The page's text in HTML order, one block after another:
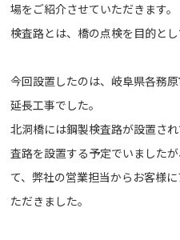
場をご紹介させていただきます。
検査路とは、橋の点検を目的と
今回設置したのは、岐阜県各務
延長工事でした。
北洞橋には鋼製検査路が設置さ
査路を設置する予定でいました
て、弊社の営業担当からお客様
ただきました。